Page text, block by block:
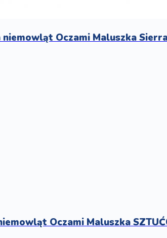
Oczami Maluszka
Oczami Maluszka